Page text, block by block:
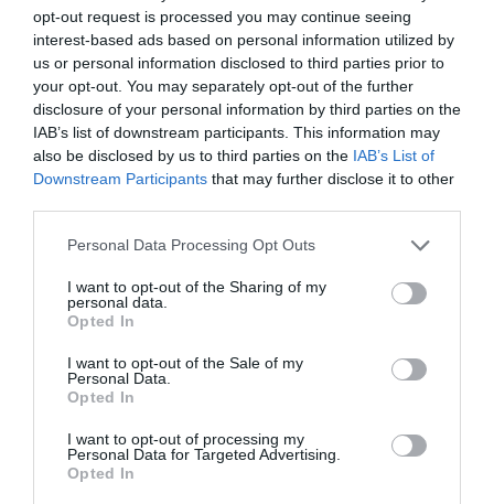
opt-out request is processed you may continue seeing
interest-based ads based on personal information utilized by
us or personal information disclosed to third parties prior to
your opt-out. You may separately opt-out of the further
disclosure of your personal information by third parties on the
IAB’s list of downstream participants. This information may
also be disclosed by us to third parties on the IAB’s List of
Downstream Participants that may further disclose it to other
Personal Data Processing Opt Outs
I want to opt-out of the Sharing of my
personal data.
Opted In
I want to opt-out of the Sale of my
Personal Data.
Opted In
I want to opt-out of processing my
Personal Data for Targeted Advertising.
Opted In
Dirfys Trail Run 2026
Δείτε τις πληροφορίες της διοργάνωσης